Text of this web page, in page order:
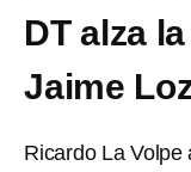
DT alza
Jaime
Ricardo La